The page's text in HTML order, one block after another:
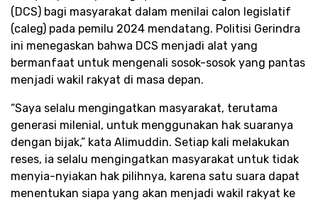
(DCS) bagi masyarakat dalam menilai calon legislatif
(caleg) pada pemilu 2024 mendatang. Politisi Gerindra
ini menegaskan bahwa DCS menjadi alat yang
bermanfaat untuk mengenali sosok-sosok yang pantas
menjadi wakil rakyat di masa depan.
“Saya selalu mengingatkan masyarakat, terutama
generasi milenial, untuk menggunakan hak suaranya
dengan bijak,” kata Alimuddin. Setiap kali melakukan
reses, ia selalu mengingatkan masyarakat untuk tidak
menyia-nyiakan hak pilihnya, karena satu suara dapat
menentukan siapa yang akan menjadi wakil rakyat ke